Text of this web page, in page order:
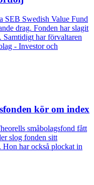
SEB Swedish Value Fund
drag. Fonden har slagit
har förvaltaren
- Investor och
kör om index
småbolagsfond fått
slog fonden sitt
Hon har också plockat in